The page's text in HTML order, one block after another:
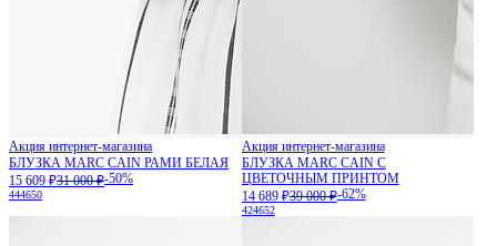
Акция интернет-магазина
БЛУЗКА MARC CAIN РАМИ БЕЛАЯ
15 609 ₽31 000 ₽-50%
444650
Акция интернет-магазина
БЛУЗКА MARC CAIN С
ЦВЕТОЧНЫМ ПРИНТОМ
14 689 ₽39 000 ₽-62%
424652